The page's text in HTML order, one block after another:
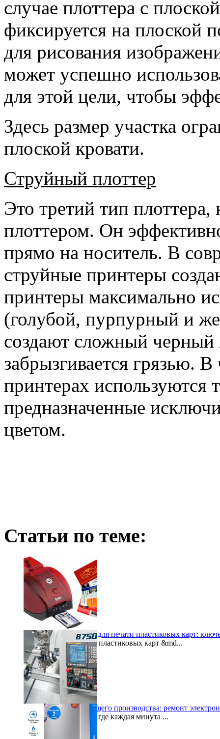
случае плоттера с
фиксируется на плоской
для рисования
может успешно
для этой цели, чтобы
Здесь размер участка
плоской кровати.
Струйный плоттер
Это третий тип
плоттером. Он
прямо на носитель. В
струйные принтеры
принтеры максимально
(голубой, пурпурный и
создают сложный черный
забрызгивается грязью.
принтерах используются
предназначенные
цветом.
Статьи по теме:
Как выбрать принтер для печати пластиковых карт:
Принтеры для печати пластиковых карт &md...
2024-12-22
Восстановление будущего производства: ремонт
В современном мире, где каждая минута ...
2024-06-27